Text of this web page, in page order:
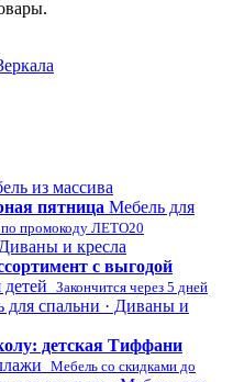
из массива
пятница Мебель для
промокоду ЛЕТО20
Диваны и кресла
с выгодой
Закончится через 5 дней
для спальни · Диваны и
детская Тиффани
Мебель со скидками до